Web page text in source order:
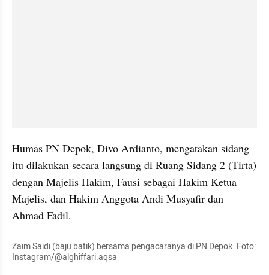
Humas PN Depok, Divo Ardianto, mengatakan sidang
itu dilakukan secara langsung di Ruang Sidang 2 (Tirta)
dengan Majelis Hakim, Fausi sebagai Hakim Ketua
Majelis, dan Hakim Anggota Andi Musyafir dan
Ahmad Fadil.
Zaim Saidi (baju batik) bersama pengacaranya di PN Depok. Foto:
Instagram/@alghiffari.aqsa